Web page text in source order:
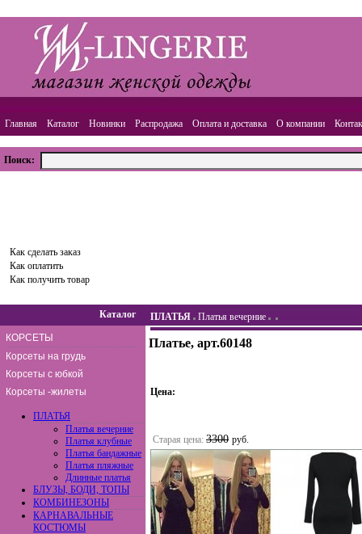
Главная Каталог Новинки Распродажа Оплата и доставка О компании
Поиск:
Как сделать заказ
Как оплатить
Как получить товар
Каталог
КОРСЕТЫ
Корсеты на грудь
Корсеты с юбкой
Корсеты -жилеты
ПЛАТЬЯ
Платья вечерние
Платья клубные
Платья бандажные
Платья пляжные
Длинные платья
БЛУЗЫ, БОДИ, ТОПЫ
КОМБИНЕЗОНЫ
КАРНАВАЛЬНЫЕ
КОСТЮМЫ
ПЛАТЬЯ Платья вечерние
Платье, арт.60148
Цена:
Старая цена: 3300 руб.